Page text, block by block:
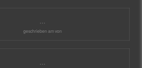
...
geschrieben am von
...